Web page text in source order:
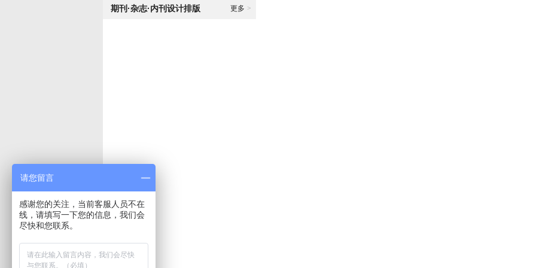
期刊·杂志·内刊设计排版 更多 >
请您留言
感谢您的关注，当前客服人员不在
线，请填写一下您的信息，我们会
尽快和您联系。